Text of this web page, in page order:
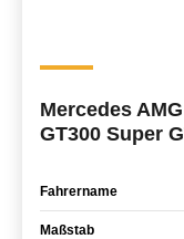
Mercedes
GT300 Super
Fahrername
Maßstab